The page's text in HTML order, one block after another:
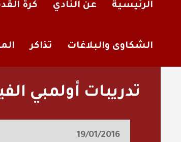
الرئيسية عن النادي كرة
الشكاوى والبلاغات تذاكر
تدريبات أولمبي
19/01/2016